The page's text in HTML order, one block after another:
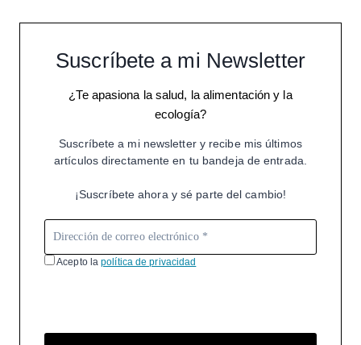
Suscríbete a mi Newsletter
¿Te apasiona la salud, la alimentación y la
ecología?
Suscríbete a mi newsletter y recibe mis últimos
artículos directamente en tu bandeja de entrada.
¡Suscríbete ahora y sé parte del cambio!
Acepto lapolítica de privacidad